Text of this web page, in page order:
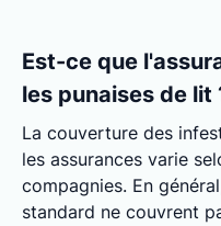
Est-ce que
les punaises de lit
La couverture des
les assurances varie
compagnies. En
standard ne couvrent